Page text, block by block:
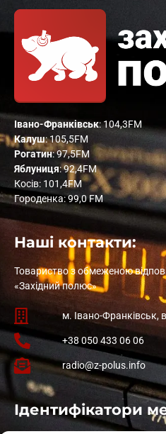
Івано-Франківськ: 104,3FM
Калуш: 105,5FM
Рогатин: 97,5FM
Яблуниця: 92,4FM
Косів: 101,4FM
Городенка: 99,0 FM
Наші контакти:
Товариство з обмеженою
«Західний полюс»
м. Івано-Франківськ,
+38 050 433 06 06
radio@z-polus.info
Ідентифікатори